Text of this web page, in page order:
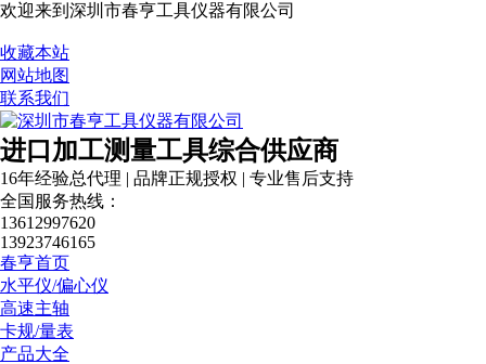
欢迎来到深圳市春亨工具仪器有限公司
收藏本站
网站地图
联系我们
进口加工测量工具综合供应商
16年经验总代理 | 品牌正规授权 | 专业售后支持
全国服务热线：
13612997620
13923746165
春亨首页
水平仪/偏心仪
高速主轴
卡规/量表
产品大全
营业执照